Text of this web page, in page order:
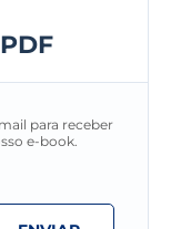
para receber
e-book.